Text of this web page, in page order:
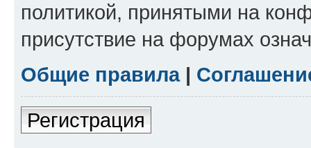
политикой, принятыми на
присутствие на форумах
Общие правила|
Регистрация